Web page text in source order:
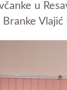
u
Vlajić